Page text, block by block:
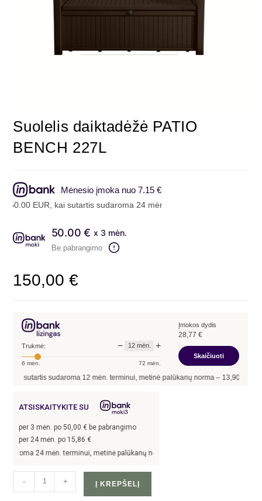
Suolelis daiktadėžė PATIO
BENCH 227L
Mėnesio įmoka nuo 7.15 €
EUR, kai sutartis sudaroma 24 mėn. terminui, metinė palūkanų
50.00 € x 3 mėn.
Be pabrangimo
150,00€
Trukmė: − 12mėn. +
6 mėn. 72 mėn.
Įmokos dydis
28,77 €
Skaičiuoti
sutartis sudaroma12mėn. terminui, metinė palūkanų norma –13,90%,
ATSISKAITYKITE SU
per 3 mėn. po50,00 € be pabrangimo
per 24 mėn. po 15,86 €
24 mėn. terminui, metinė palūkanų norma –
- + Į KREPŠELĮ